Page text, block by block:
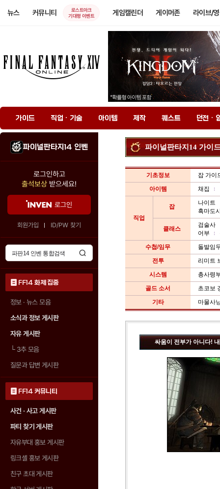
뉴스 커뮤니티
로스트아크
기대평 이벤트
게임캘린더 게이머존 라이브/
가이드 직업 · 기술 아이템 제작 퀘스트 던전 ·
파이널판타지14 인벤
로그인하고
출석보상 받으세요!
로그인
회원가입 ID/PW 찾기
FF14 화제 집중
정보 · 뉴스 모음
소식과 정보 게시판
자유 게시판
└3추 모음
질문과 답변 게시판
FF14 커뮤니티
사건 · 사고 게시판
파티 찾기 게시판
자유부대 홍보 게시판
링크셸 홍보 게시판
친구 초대 게시판
파이널판타지14 가이
기초정보
잡 가이
아이템
채집
직업
잡
나이트
흑마도
클래스
검술사
어부
수첩/임무
돌발임
전투
리미트
시스템
총사령
골드 소서
초코보
기타
마물사
싸움이 전부가 아니다!